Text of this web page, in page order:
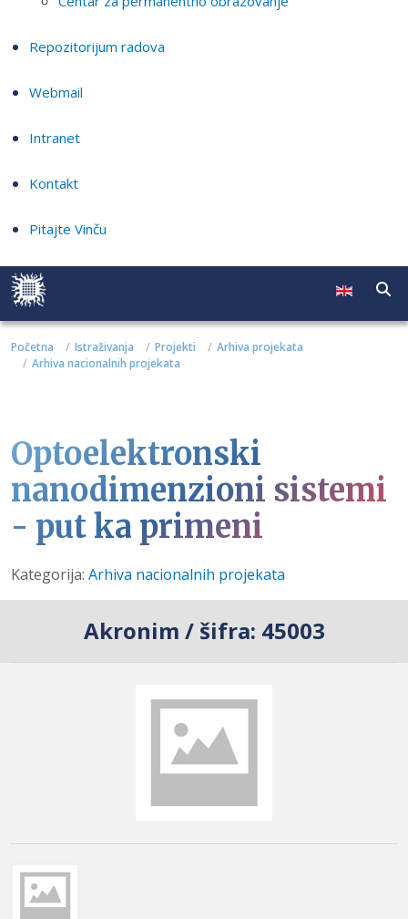
Repozitorijum radova
Webmail
Intranet
Kontakt
Pitajte Vinču
Početna Istraživanja Projekti
Arhiva projekata
Arhiva nacionalnih projekata
Optoelektronski
nanodimenzioni sistemi
- put ka primeni
Detalji
Kategorija: Arhiva nacionalnih projekata
Akronim / šifra: 45003